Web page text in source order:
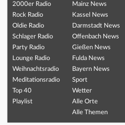
2000er Radio
Rock Radio
Oldie Radio
Schlager Radio
Party Radio
Lounge Radio
Weihnachtsradio
Meditationsradio
Top 40
Playlist
Mainz News
Kassel News
Darmstadt News
Offenbach News
Gießen News
Fulda News
Bayern News
Sport
Wetter
Alle Orte
Alle Themen